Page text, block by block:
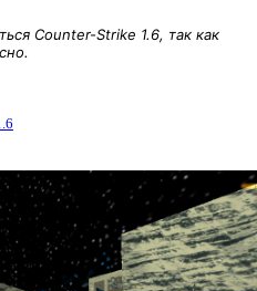
Counter-Strike 1.6, так как